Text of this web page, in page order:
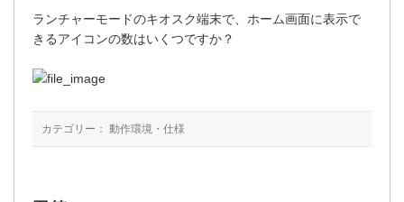
ランチャーモードのキオスク端末で、ホーム画面に表示で
きるアイコンの数はいくつですか？
カテゴリー： 動作環境・仕様